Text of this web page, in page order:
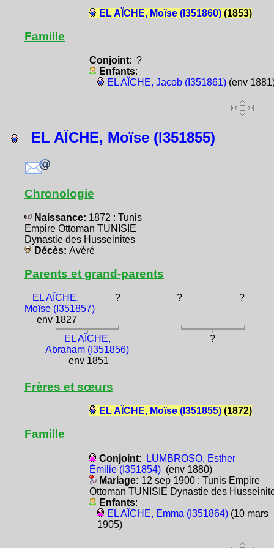
EL AÏCHE, Moïse (I351860)(1853)
Famille
Conjoint: ?
Enfants:
EL AÏCHE, Jacob (I351861)(env
EL AÏCHE, Moïse (I351855)
Chronologie
Naissance: 1872 : Tunis
Empire Ottoman TUNISIE
Dynastie des Husseinites
Décès: Avéré
Parents et grand-parents
EL AÏCHE,
Moïse (I351857)
env 1827
? ? ?
EL AÏCHE,
Abraham (I351856)
env 1851
?
Frères et sœurs
EL AÏCHE, Moïse (I351855)(1872)
Famille
Conjoint:
LUMBROSO, Esther
Émilie (I351854)(env 1880)
Mariage: 12 sep 1900 : Tunis Empire
Ottoman TUNISIE Dynastie des
Enfants:
EL AÏCHE, Emma (I351864)(10 mars
1905)